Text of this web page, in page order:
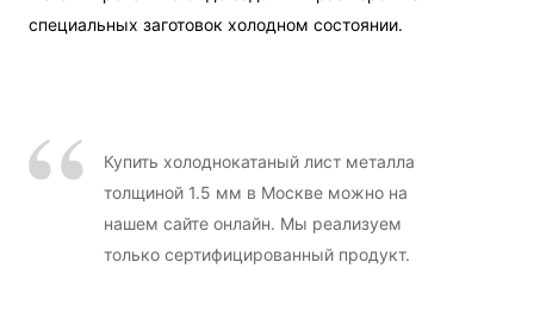
специальных заготовок холодном состоянии.
Купить холоднокатаный лист металла
толщиной 1.5 мм в Москве можно на
нашем сайте онлайн. Мы реализуем
только сертифицированный продукт.